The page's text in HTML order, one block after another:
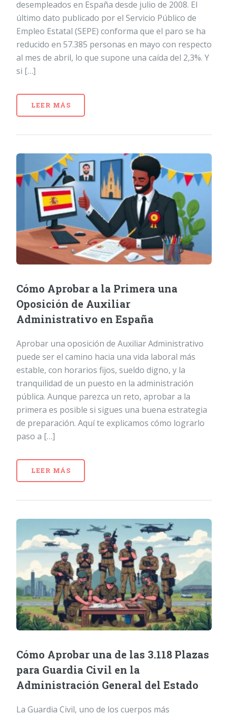
desempleados en España desde julio de 2008. El
último dato publicado por el Servicio Público de
Empleo Estatal (SEPE) conforma que el paro se ha
reducido en 57.385 personas en mayo con respecto
al mes de abril, lo que supone una caída del 2,3%. Y
si […]
LEER MÁS
Cómo Aprobar a la Primera una
Oposición de Auxiliar
Administrativo en España
Aprobar una oposición de Auxiliar Administrativo
puede ser el camino hacia una vida laboral más
estable, con horarios fijos, sueldo digno, y la
tranquilidad de un puesto en la administración
pública. Aunque parezca un reto, aprobar a la
primera es posible si sigues una buena estrategia
de preparación. Aquí te explicamos cómo lograrlo
paso a […]
LEER MÁS
Cómo Aprobar una de las 3.118 Plazas
para Guardia Civil en la
Administración General del Estado
La Guardia Civil, uno de los cuerpos más